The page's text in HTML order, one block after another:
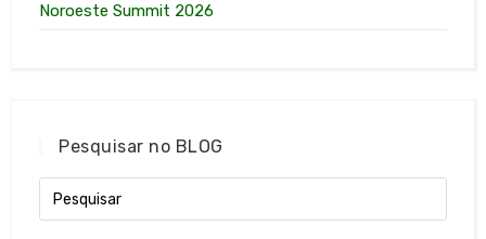
Noroeste Summit 2026
Pesquisar no BLOG